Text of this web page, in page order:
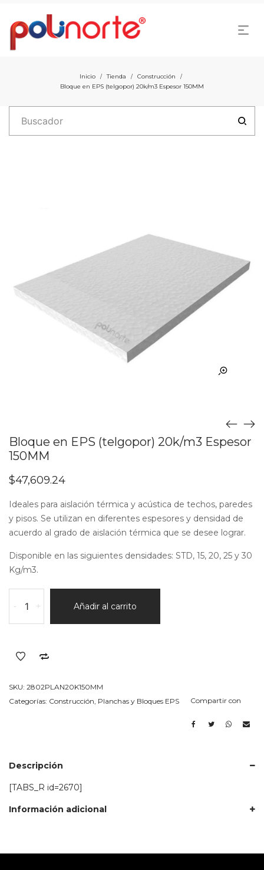
Inicio / Tienda / Construcción /
Bloque en EPS (telgopor) 20k/m3 Espesor 150MM
Bloque en EPS (telgopor) 20k/m3 Espesor
150MM
$47,609.24
Ideales para aislación térmica y acústica de techos, paredes
y pisos. Se utilizan en diferentes espesores y densidad de
acuerdo al grado de aislación térmica que se desee lograr.
Disponible en las siguientes densidades: STD, 15, 20, 25 y 30
Kg/m3.
-
en
EPS
20k/m3
+ Añadir al carrito
SKU: 2802PLAN20K150MM
Categorías: Construcción Planchas y Bloques EPS Compartir con
Descripción
[TABS_R id=2670]
Información adicional